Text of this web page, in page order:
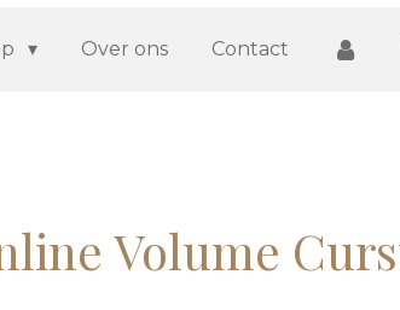
Over ons Contact
Volume